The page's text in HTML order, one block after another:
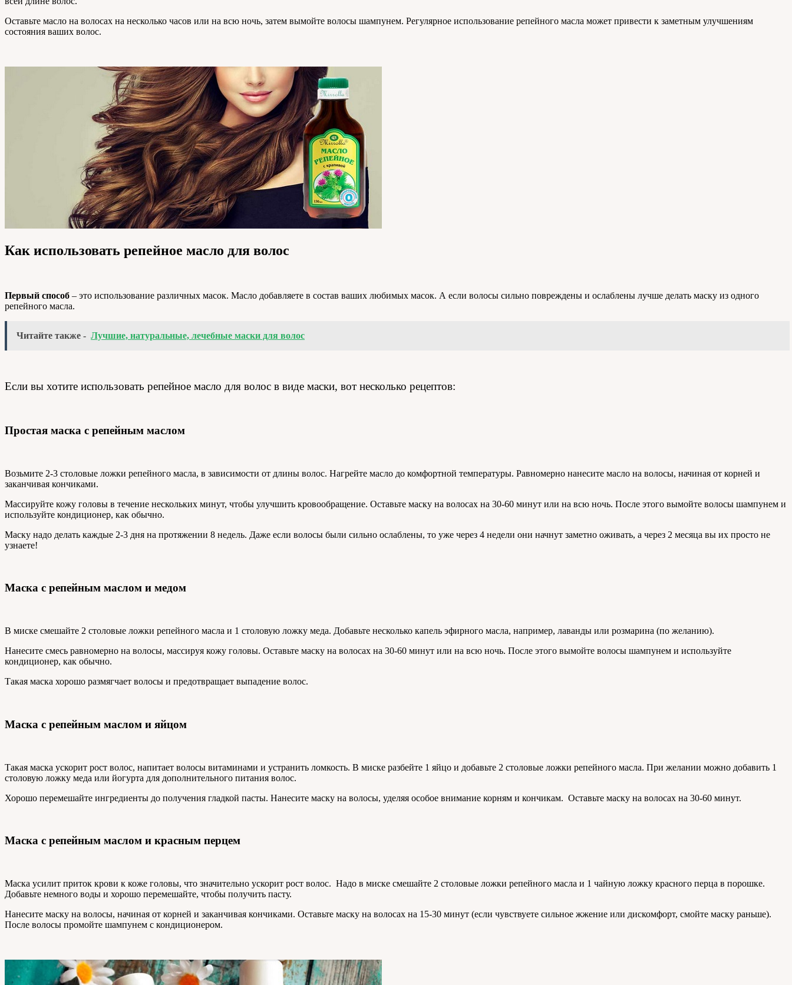
Оставьте масло на волосах на несколько часов или на всю ночь, затем вымойте волосы шампунем. Регулярное использование репейного масла может привести к заметным улучшениям
состояния ваших волос.
Как использовать репейное масло для волос
Первый способ – это использование различных масок. Масло добавляете в состав ваших любимых масок. А если волосы сильно повреждены и ослаблены лучше делать маску из одного
репейного масла.
Читайте также - Лучшие, натуральные, лечебные маски для волос
Если вы хотите использовать репейное масло для волос в виде маски, вот несколько рецептов:
Простая маска с репейным маслом
Возьмите 2-3 столовые ложки репейного масла, в зависимости от длины волос. Нагрейте масло до комфортной температуры. Равномерно нанесите масло на волосы, начиная от корней и
заканчивая кончиками.
Массируйте кожу головы в течение нескольких минут, чтобы улучшить кровообращение. Оставьте маску на волосах на 30-60 минут или на всю ночь. После этого вымойте волосы шампунем и
используйте кондиционер, как обычно.
Маску надо делать каждые 2-3 дня на протяжении 8 недель. Даже если волосы были сильно ослаблены, то уже через 4 недели они начнут заметно оживать, а через 2 месяца вы их просто не
узнаете!
Маска с репейным маслом и медом
В миске смешайте 2 столовые ложки репейного масла и 1 столовую ложку меда. Добавьте несколько капель эфирного масла, например, лаванды или розмарина (по желанию).
Нанесите смесь равномерно на волосы, массируя кожу головы. Оставьте маску на волосах на 30-60 минут или на всю ночь. После этого вымойте волосы шампунем и используйте
кондиционер, как обычно.
Такая маска хорошо размягчает волосы и предотвращает выпадение волос.
Маска с репейным маслом и яйцом
Такая маска ускорит рост волос, напитает волосы витаминами и устранить ломкость. В миске разбейте 1 яйцо и добавьте 2 столовые ложки репейного масла. При желании можно добавить 1
столовую ложку меда или йогурта для дополнительного питания волос.
Хорошо перемешайте ингредиенты до получения гладкой пасты. Нанесите маску на волосы, уделяя особое внимание корням и кончикам. Оставьте маску на волосах на 30-60 минут.
Маска с репейным маслом и красным перцем
Маска усилит приток крови к коже головы, что значительно ускорит рост волос. Надо в миске смешайте 2 столовые ложки репейного масла и 1 чайную ложку красного перца в порошке.
Добавьте немного воды и хорошо перемешайте, чтобы получить пасту.
Нанесите маску на волосы, начиная от корней и заканчивая кончиками. Оставьте маску на волосах на 15-30 минут (если чувствуете сильное жжение или дискомфорт, смойте маску раньше).
После волосы промойте шампунем с кондиционером.